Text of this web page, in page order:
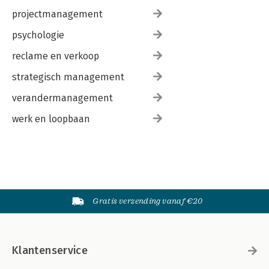
projectmanagement
psychologie
reclame en verkoop
strategisch management
verandermanagement
werk en loopbaan
Gratis verzending vanaf €20
Klantenservice